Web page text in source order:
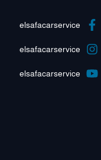
elsafacarservice
elsafacarservice
elsafacarservice